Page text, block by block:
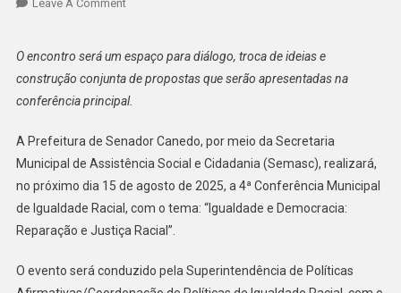
Leave A Comment
Senador
Canedo
Promove
4ª
Conferência
Municipal
De
Igualdade
O encontro será um espaço para diálogo, troca de ideias e
construção conjunta de propostas que serão apresentadas na
conferência principal.
A Prefeitura de Senador Canedo, por meio da Secretaria
Municipal de Assistência Social e Cidadania (Semasc), realizará,
no próximo dia 15 de agosto de 2025, a 4ª Conferência Municipal
de Igualdade Racial, com o tema: “Igualdade e Democracia:
Reparação e Justiça Racial”.
O evento será conduzido pela Superintendência de Políticas